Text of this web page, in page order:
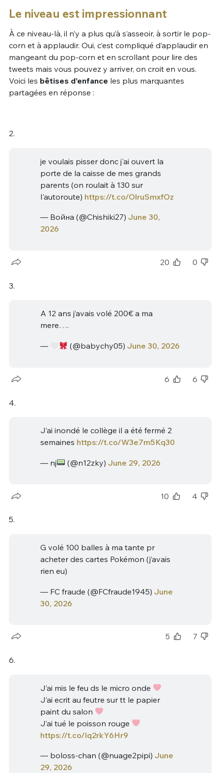
Le niveau est impressionnant
À ce niveau-là, il n’y a plus qu’à s’asseoir, à sortir le pop-
corn et à applaudir. Oui, c’est compliqué d’applaudir en
mangeant du pop-corn et en scrollant pour lire des
tweets mais vous pouvez y arriver, on croit en vous.
Voici les bêtises d’enfance les plus marquantes
partagées en réponse :
2.
je voulais pisser donc j'ai ouvert la
porte de la caisse de mes grands
parents (on roulait à 130 sur
l'autoroute) https://t.co/OlruSmxfOz
— Война (@Chishiki27) June 30,
2026
20 0
3.
A 12 ans j’avais volé 200€ a ma
mere….
— (@babychy05) June 30, 2026
6 6
4.
J’ai inondé le collège il a été fermé 2
semaines https://t.co/W3e7m5Kq30
— nj (@n12zky) June 29, 2026
10 4
5.
G volé 100 balles à ma tante pr
acheter des cartes Pokémon (j’avais
rien eu)
— FC fraude (@FCfraude1945) June
30, 2026
5 7
6.
J’ai mis le feu ds le micro onde
J’ai ecrit au feutre sur tt le papier
paint du salon
J’ai tué le poisson rouge
https://t.co/lq2rkY6Hr9
— boloss-chan (@nuage2pipi) June
29, 2026